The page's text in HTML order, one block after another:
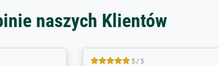
naszych Klientów
4.8 / 5